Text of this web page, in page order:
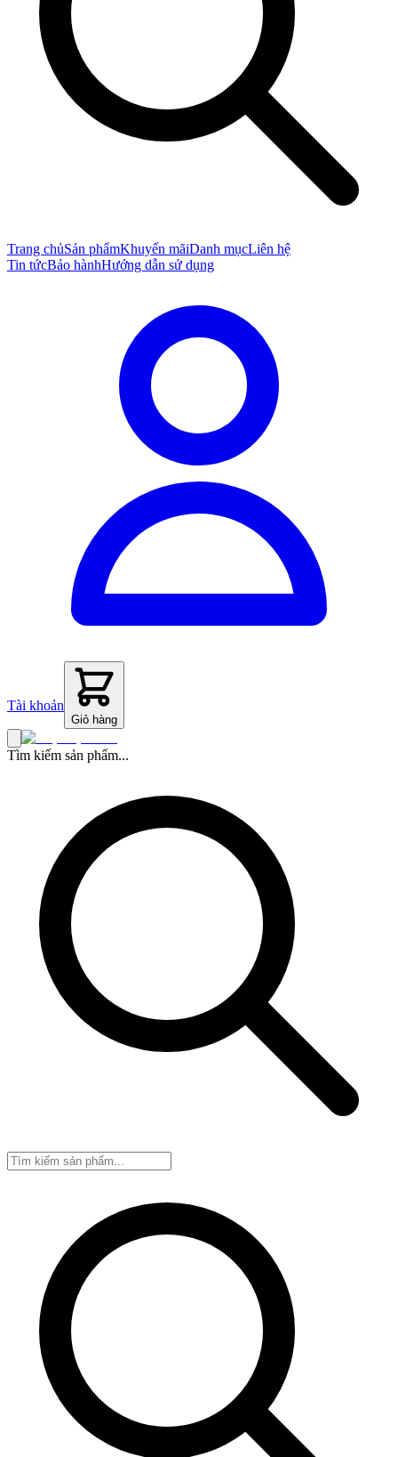
Trang chủSản phẩmKhuyến mãiDanh mụcLiên hệ
Tin tứcBảo hànhHướng dẫn sử dụng
Tài khoản
Giỏ hàng
Tìm kiếm sản phẩm...